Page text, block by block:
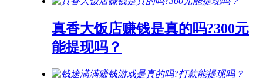
真香大饭店赚钱是真的吗?300元
能提现吗？